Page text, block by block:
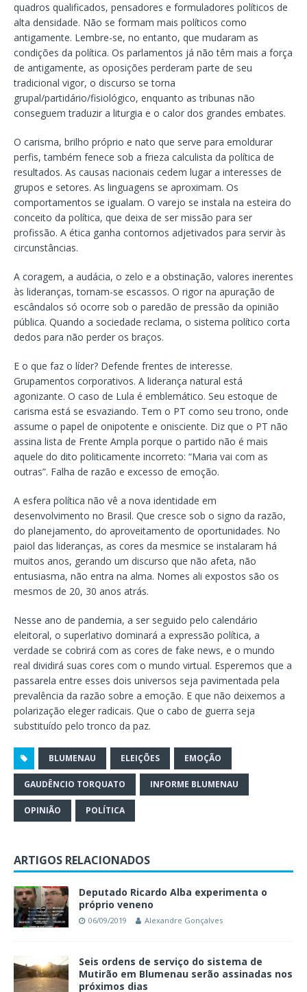
quadros qualificados, pensadores e formuladores políticos de
alta densidade. Não se formam mais políticos como
antigamente. Lembre-se, no entanto, que mudaram as
condições da política. Os parlamentos já não têm mais a força
de antigamente, as oposições perderam parte de seu
tradicional vigor, o discurso se torna
grupal/partidário/fisiológico, enquanto as tribunas não
conseguem traduzir a liturgia e o calor dos grandes embates.
O carisma, brilho próprio e nato que serve para emoldurar
perfis, também fenece sob a frieza calculista da política de
resultados. As causas nacionais cedem lugar a interesses de
grupos e setores. As linguagens se aproximam. Os
comportamentos se igualam. O varejo se instala na esteira do
conceito da política, que deixa de ser missão para ser
profissão. A ética ganha contornos adjetivados para servir às
circunstâncias.
A coragem, a audácia, o zelo e a obstinação, valores inerentes
às lideranças, tornam-se escassos. O rigor na apuração de
escândalos só ocorre sob o paredão de pressão da opinião
pública. Quando a sociedade reclama, o sistema político corta
dedos para não perder os braços.
E o que faz o líder? Defende frentes de interesse.
Grupamentos corporativos. A liderança natural está
agonizante. O caso de Lula é emblemático. Seu estoque de
carisma está se esvaziando. Tem o PT como seu trono, onde
assume o papel de onipotente e onisciente. Diz que o PT não
assina lista de Frente Ampla porque o partido não é mais
aquele do dito politicamente incorreto: “Maria vai com as
outras”. Falha de razão e excesso de emoção.
A esfera política não vê a nova identidade em
desenvolvimento no Brasil. Que cresce sob o signo da razão,
do planejamento, do aproveitamento de oportunidades. No
paiol das lideranças, as cores da mesmice se instalaram há
muitos anos, gerando um discurso que não afeta, não
entusiasma, não entra na alma. Nomes ali expostos são os
mesmos de 20, 30 anos atrás.
Nesse ano de pandemia, a ser seguido pelo calendário
eleitoral, o superlativo dominará a expressão política, a
verdade se cobrirá com as cores de fake news, e o mundo
real dividirá suas cores com o mundo virtual. Esperemos que a
passarela entre esses dois universos seja pavimentada pela
prevalência da razão sobre a emoção. E que não deixemos a
polarização eleger radicais. Que o cabo de guerra seja
substituído pelo tronco da paz.
BLUMENAU ELEIÇÕES EMOÇÃO
GAUDÊNCIO TORQUATO INFORME BLUMENAU
OPINIÃO POLÍTICA
ARTIGOS RELACIONADOS
Deputado Ricardo Alba experimenta o
próprio veneno
06/09/2019 Alexandre Gonçalves
Seis ordens de serviço do sistema de
Mutirão em Blumenau serão assinadas nos
próximos dias